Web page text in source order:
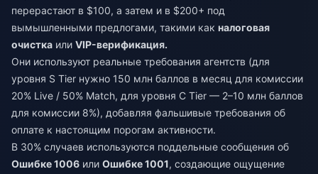
перерастают в $100, а затем и в $200+ под
вымышленными предлогами, такими как налоговая
очистка или VIP-верификация.
Они используют реальные требования агентств (для
уровня S Tier нужно 150 млн баллов в месяц для комиссии
20% Live / 50% Match, для уровня C Tier — 2–10 млн баллов
для комиссии 8%), добавляя фальшивые требования об
оплате к настоящим порогам активности.
В 30% случаев используются поддельные сообщения об
Ошибке 1006 или Ошибке 1001, создающие ощущение